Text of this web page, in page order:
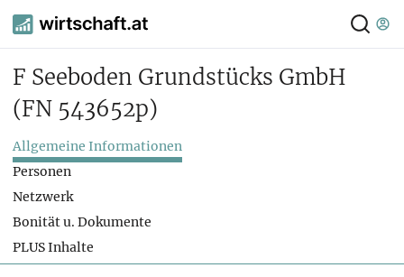
F Seeboden Grundstücks GmbH
(FN 543652p)
Allgemeine Informationen
Personen
Netzwerk
Bonität u. Dokumente
PLUS Inhalte